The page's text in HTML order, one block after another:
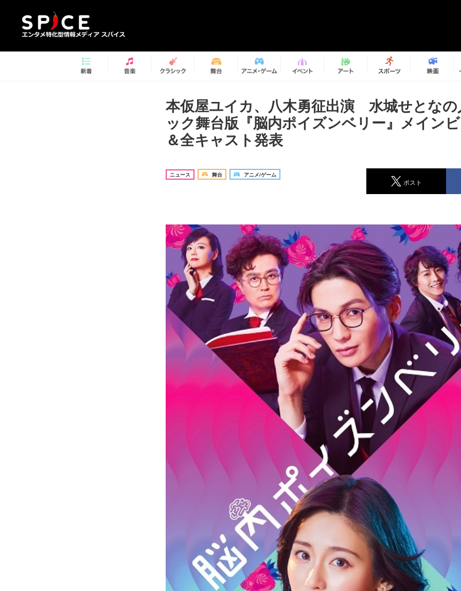
本仮屋ユイカ、八木勇征出演 水城せとな
ック舞台版『脳内ポイズンベリー』メイン
＆全キャスト発表
ニュース 舞台 アニメ/ゲーム
ポスト